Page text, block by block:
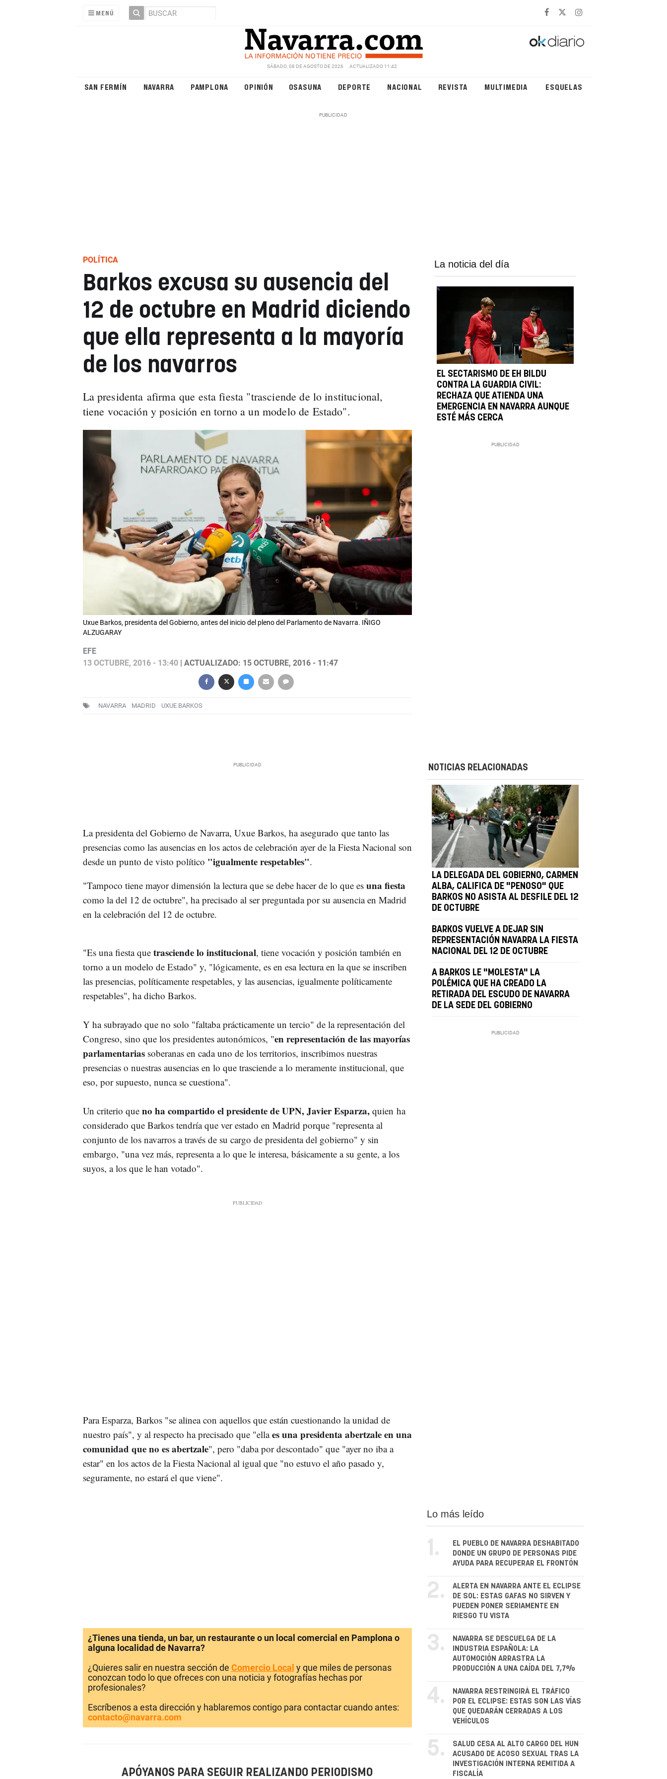
MENÚ
SÁBADO, 08 DE AGOSTO DE 2026 ACTUALIZADO 11:42
SAN FERMÍN NAVARRA PAMPLONA OPINIÓN OSASUNA DEPORTE NACIONAL REVISTA MULTIMEDIA ESQUELAS
POLÍTICA
Barkos excusa su ausencia del
12 de octubre en Madrid diciendo
que ella representa a la mayoría
de los navarros
La presidenta afirma que esta fiesta "trasciende de lo institucional,
tiene vocación y posición en torno a un modelo de Estado".
Uxue Barkos, presidenta del Gobierno, antes del inicio del pleno del Parlamento de Navarra. IÑIGO
ALZUGARAY
EFE
13 OCTUBRE, 2016 - 13:40| ACTUALIZADO: 15 OCTUBRE, 2016 - 11:47
NAVARRA MADRID UXUE BARKOS
La noticia del día
EL SECTARISMO DE EH BILDU
CONTRA LA GUARDIA CIVIL:
RECHAZA QUE ATIENDA UNA
EMERGENCIA EN NAVARRA AUNQUE
ESTÉ MÁS CERCA
La presidenta del Gobierno de Navarra, Uxue Barkos, ha asegurado que tanto las
presencias como las ausencias en los actos de celebración ayer de la Fiesta Nacional son
desde un punto de visto político "igualmente respetables".
"Tampoco tiene mayor dimensión la lectura que se debe hacer de lo que es una fiesta
como la del 12 de octubre", ha precisado al ser preguntada por su ausencia en Madrid
en la celebración del 12 de octubre.
"Es una fiesta que trasciende lo institucional, tiene vocación y posición también en
torno a un modelo de Estado" y, "lógicamente, es en esa lectura en la que se inscriben
las presencias, políticamente respetables, y las ausencias, igualmente políticamente
respetables", ha dicho Barkos.
Y ha subrayado que no solo "faltaba prácticamente un tercio" de la representación del
Congreso, sino que los presidentes autonómicos, "en representación de las mayorías
parlamentarias soberanas en cada uno de los territorios, inscribimos nuestras
presencias o nuestras ausencias en lo que trasciende a lo meramente institucional, que
eso, por supuesto, nunca se cuestiona".
Un criterio que no ha compartido el presidente de UPN, Javier Esparza,quien ha
considerado que Barkos tendría que ver estado en Madrid porque "representa al
conjunto de los navarros a través de su cargo de presidenta del gobierno" y sin
embargo, "una vez más, representa a lo que le interesa, básicamente a su gente, a los
suyos, a los que le han votado".
Para Esparza, Barkos "se alinea con aquellos que están cuestionando la unidad de
nuestro país", y al respecto ha precisado que "ellaes una presidenta abertzale en una
comunidad que no es abertzale", pero "daba por descontado" que "ayer no iba a
estar" en los actos de la Fiesta Nacional al igual que "no estuvo el año pasado y,
seguramente, no estará el que viene".
NOTICIAS RELACIONADAS
LA DELEGADA DEL GOBIERNO, CARMEN
ALBA, CALIFICA DE "PENOSO" QUE
BARKOS NO ASISTA AL DESFILE DEL 12
DE OCTUBRE
BARKOS VUELVE A DEJAR SIN
REPRESENTACIÓN NAVARRA LA FIESTA
NACIONAL DEL 12 DE OCTUBRE
A BARKOS LE "MOLESTA" LA
POLÉMICA QUE HA CREADO LA
RETIRADA DEL ESCUDO DE NAVARRA
DE LA SEDE DEL GOBIERNO
¿Tienes una tienda, un bar, un restaurante o un local comercial en Pamplona o
alguna localidad de Navarra?
¿Quieres salir en nuestra sección de Comercio Local y que miles de personas
conozcan todo lo que ofreces con una noticia y fotografías hechas por
profesionales?
Escríbenos a esta dirección y hablaremos contigo para contactar cuando antes:
contacto@navarra.com
APÓYANOS PARA SEGUIR REALIZANDO PERIODISMO
Lo más leído
1.
EL PUEBLO DE NAVARRA DESHABITADO
DONDE UN GRUPO DE PERSONAS PIDE
AYUDA PARA RECUPERAR EL FRONTÓN
2.
ALERTA EN NAVARRA ANTE EL ECLIPSE
DE SOL: ESTAS GAFAS NO SIRVEN Y
PUEDEN PONER SERIAMENTE EN
RIESGO TU VISTA
3.
NAVARRA SE DESCUELGA DE LA
INDUSTRIA ESPAÑOLA: LA
AUTOMOCIÓN ARRASTRA LA
PRODUCCIÓN A UNA CAÍDA DEL 7,7%
4.
NAVARRA RESTRINGIRÁ EL TRÁFICO
POR EL ECLIPSE: ESTAS SON LAS VÍAS
QUE QUEDARÁN CERRADAS A LOS
VEHÍCULOS
5.
SALUD CESA AL ALTO CARGO DEL HUN
ACUSADO DE ACOSO SEXUAL TRAS LA
INVESTIGACIÓN INTERNA REMITIDA A
FISCALÍA